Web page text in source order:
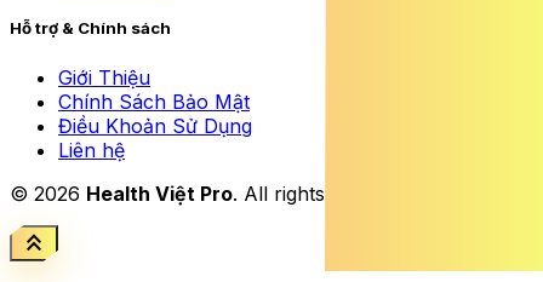
Hỗ trợ & Chính sách
Giới Thiệu
Chính Sách Bảo Mật
Điều Khoản Sử Dụng
Liên hệ
© 2026 Health Việt Pro. All rights reserved.
keyboard_double_arrow_up